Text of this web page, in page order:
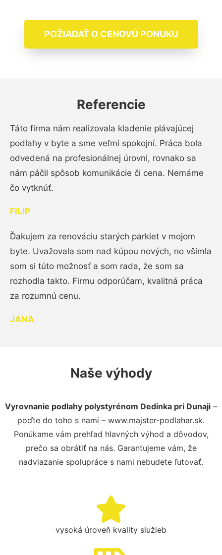
POŽIADAŤ O CENOVÚ PONUKU
Referencie
Táto firma nám realizovala kladenie plávajúcej
podlahy v byte a sme veľmi spokojní. Práca bola
odvedená na profesionálnej úrovni, rovnako sa
nám páčil spôsob komunikácie či cena. Nemáme
čo vytknúť.
FILIP
Ďakujem za renováciu starých parkiet v mojom
byte. Uvažovala som nad kúpou nových, no všimla
som si túto možnosť a som rada, že som sa
rozhodla takto. Firmu odporúčam, kvalitná práca
za rozumnú cenu.
JANA
Naše výhody
Vyrovnanie podlahy polystyrénom Dedinka pri Dunaji –
poďte do toho s nami – www.majster-podlahar.sk.
Ponúkame vám prehľad hlavných výhod a dôvodov,
prečo sa obrátiť na nás. Garantujeme vám, že
nadviazanie spolupráce s nami nebudete ľutovať.
vysoká úroveň kvality služieb